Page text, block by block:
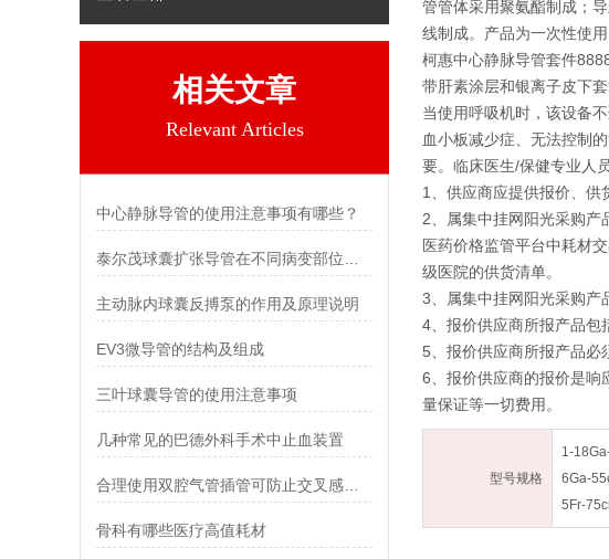
相关文章
Relevant Articles
中心静脉导管的使用注意事项有哪些？
主动脉内球囊反搏泵的作用及原理说明
EV3微导管的结构及组成
三叶球囊导管的使用注意事项
几种常见的巴德外科手术中止血装置
合理使用双腔气管插管可防止交叉感染和病菌扩散
骨科有哪些医疗高值耗材
管管体采用聚氨酯制成；
线制成。产品为一次性使
柯惠中心静脉导管套件
带肝素涂层和银离子皮下
当使用呼吸机时，该设备
血小板减少症、无法控制
要。临床医生/保健专业人
1、供应商应提供报价、供
2、属集中挂网阳光采购产
医药价格监管平台中耗材
级医院的供货清单。
3、属集中挂网阳光采购产
4、报价供应商所报产品包
5、报价供应商所报产品必
6、报价供应商的报价是响
量保证等一切费用。
型号规格
1-
6Ga-
5Fr-